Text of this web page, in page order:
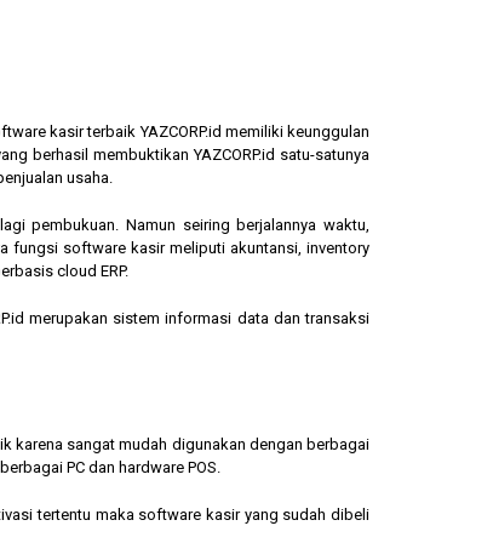
kasir terbaik YAZCORP.id memiliki keunggulan
berhasil membuktikan YAZCORP.id satu-satunya
usaha.
pembukuan. Namun seiring berjalannya waktu,
fungsi software kasir meliputi akuntansi, inventory
cloud ERP.
merupakan sistem informasi data dan transaksi
karena sangat mudah digunakan dengan berbagai
PC dan hardware POS.
tertentu maka software kasir yang sudah dibeli